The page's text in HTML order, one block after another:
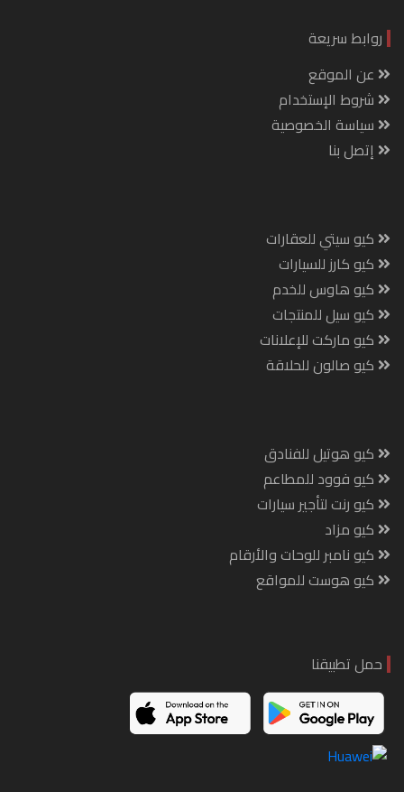
روابط سريعة
عن الموقع
شروط الإستخدام
سياسة الخصوصية
إتصل بنا
كيو سيتي للعقارات
كيو كارز للسيارات
كيو هاوس للخدم
كيو سيل للمنتجات
كيو ماركت للإعلانات
كيو صالون للحلاقة
كيو هوتيل للفنادق
كيو فوود للمطاعم
كيو رنت لتأجير سيارات
كيو مزاد
كيو نامبر للوحات والأرقام
كيو هوست للمواقع
حمل تطبيقنا